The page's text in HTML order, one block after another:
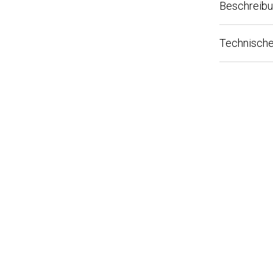
Beschreibung
Technische